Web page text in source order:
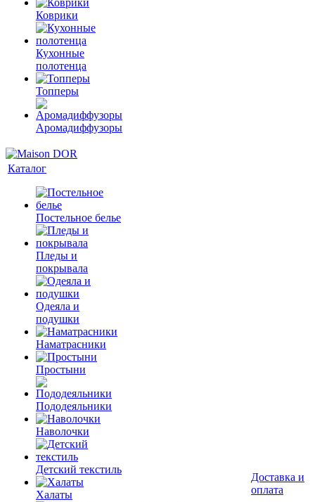
Коврики
Кухонные
полотенца
Топперы
Аромадиффузоры
Каталог
Постельное белье
Пледы и
покрывала
Одеяла и
подушки
Наматрасники
Простыни
Пододеяльники
Наволочки
Детский текстиль
Халаты
Доставка и
оплата